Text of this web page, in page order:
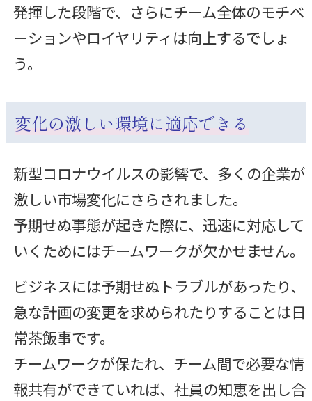
発揮した段階で、さらにチーム全体のモチベ
ーションやロイヤリティは向上するでしょ
う。
変化の激しい環境に適応できる
新型コロナウイルスの影響で、多くの企業が
激しい市場変化にさらされました。
予期せぬ事態が起きた際に、迅速に対応して
いくためにはチームワークが欠かせません。
ビジネスには予期せぬトラブルがあったり、
急な計画の変更を求められたりすることは日
常茶飯事です。
チームワークが保たれ、チーム間で必要な情
報共有ができていれば、社員の知恵を出し合